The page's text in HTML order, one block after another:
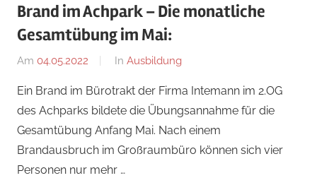
Brand im Achpark – Die monatliche
Gesamtübung im Mai:
Am 04.05.2022
Von
Steiner
In Ausbildung
Ein Brand im Bürotrakt der Firma Intemann im 2.OG
des Achparks bildete die Übungsannahme für die
Gesamtübung Anfang Mai. Nach einem
Brandausbruch im Großraumbüro können sich vier
Personen nur mehr …